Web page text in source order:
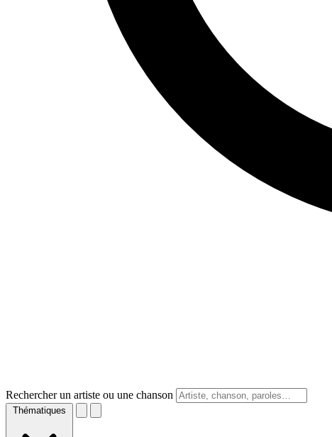
Rechercher un artiste ou une chanson
Thématiques